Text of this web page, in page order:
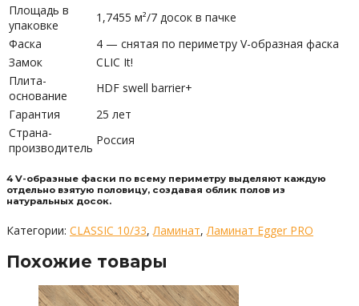
Площадь в
упаковке
1,7455 м²/7 досок в пачке
Фаска
4 — снятая по периметру V-образная фаска
Замок
CLIC It!
Плита-
основание
HDF swell barrier+
Гарантия
25 лет
Страна-
производитель
Россия
4 V-образные фаски по всему периметру выделяют каждую
отдельно взятую половицу, создавая облик полов из
натуральных досок.
Категории: CLASSIC 10/33, Ламинат, Ламинат Egger PRO
Похожие товары